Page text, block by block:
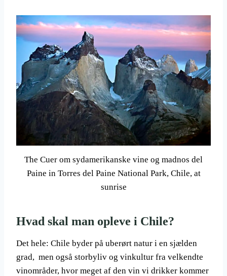
The Cuer om sydamerikanske vine og madnos del
Paine in Torres del Paine National Park, Chile, at
sunrise
Hvad skal man opleve i Chile?
Det hele: Chile byder på uberørt natur i en sjælden
grad, men også storbyliv og vinkultur fra velkendte
vinområder, hvor meget af den vin vi drikker kommer